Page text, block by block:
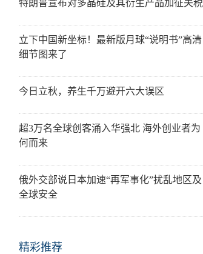
特朗普宣布对多晶硅及其衍生产品加征关税
立下中国新坐标！最新版月球“说明书”高清
细节图来了
今日立秋，养生千万避开六大误区
超3万名全球创客涌入华强北 海外创业者为
何而来
俄外交部说日本加速“再军事化”扰乱地区及
全球安全
精彩推荐